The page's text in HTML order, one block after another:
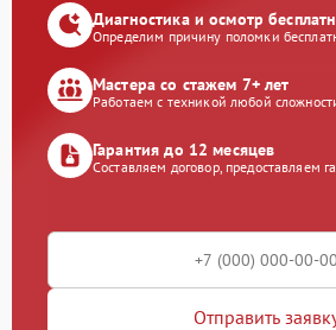
Диагностика и осмотр
Определим причину поломки
Мастера со стажем 7+ лет
Работаем с техникой любой
Гарантия до 12 месяцев
Составляем договор, предоставляем
Отправить